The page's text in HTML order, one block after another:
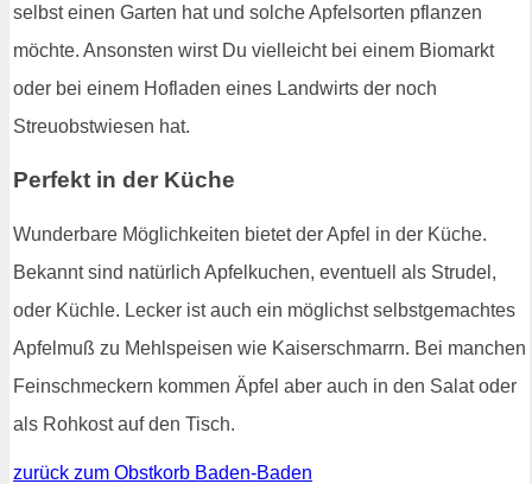
selbst einen Garten hat und solche Apfelsorten pflanzen
möchte. Ansonsten wirst Du vielleicht bei einem Biomarkt
oder bei einem Hofladen eines Landwirts der noch
Streuobstwiesen hat.
Perfekt in der Küche
Wunderbare Möglichkeiten bietet der Apfel in der Küche.
Bekannt sind natürlich Apfelkuchen, eventuell als Strudel,
oder Küchle. Lecker ist auch ein möglichst selbstgemachtes
Apfelmuß zu Mehlspeisen wie Kaiserschmarrn. Bei manchen
Feinschmeckern kommen Äpfel aber auch in den Salat oder
als Rohkost auf den Tisch.
zurück zum Obstkorb Baden-Baden